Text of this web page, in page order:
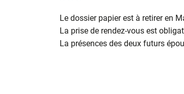
Le dossier papier est à retirer en
La prise de rendez-vous est
La présences des deux futurs